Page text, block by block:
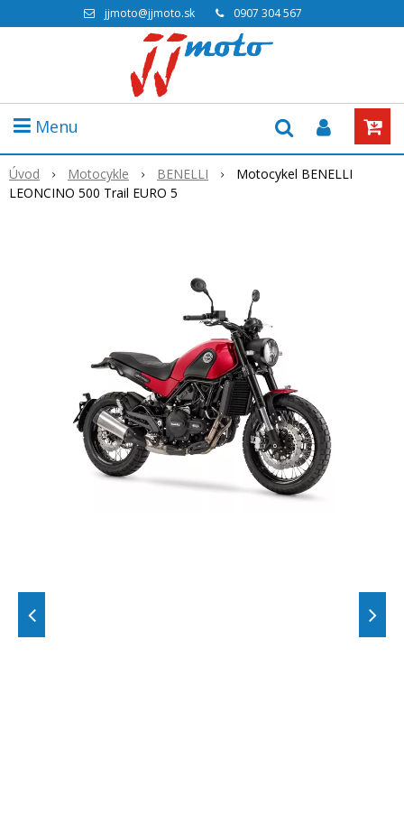
jjmoto@jjmoto.sk 0907 304 567
Menu
Úvod Motocykle BENELLI
Motocykel BENELLI
LEONCINO 500 Trail EURO 5